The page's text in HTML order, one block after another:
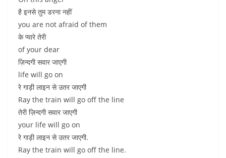
है इनसे तुम डरना नहीं
you are not afraid of them
के प्यारे तेरी
of your dear
ज़िन्दगी सवार जाएगी
life will go on
रे गाड़ी लाइन से उतर जाएगी
Ray the train will go off the line
तेरी ज़िन्दगी सवार जाएगी
your life will go on
रे गाड़ी लाइन से उतर जाएगी.
Ray the train will go off the line.